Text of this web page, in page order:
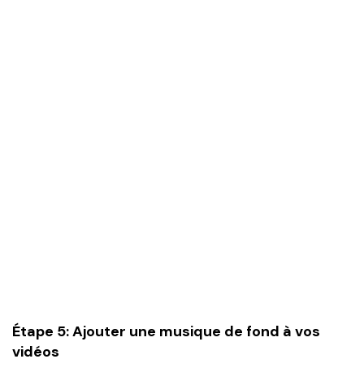
Étape 5: Ajouter une musique de fond à vos
vidéos